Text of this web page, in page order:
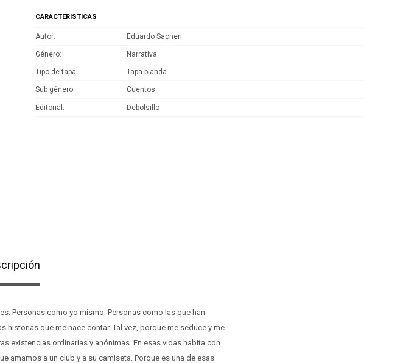
CARACTERÍSTICAS
Autor Eduardo Sacheri
Género Narrativa
Tipo de tapa Tapa blanda
Sub género Cuentos
Editorial Debolsillo
Personas como yo mismo. Personas como las que han
que me nace contar. Tal vez, porque me seduce y me
existencias ordinarias y anónimas. En esas vidas habita con
amamos a un club y a su camiseta. Porque es una de esas